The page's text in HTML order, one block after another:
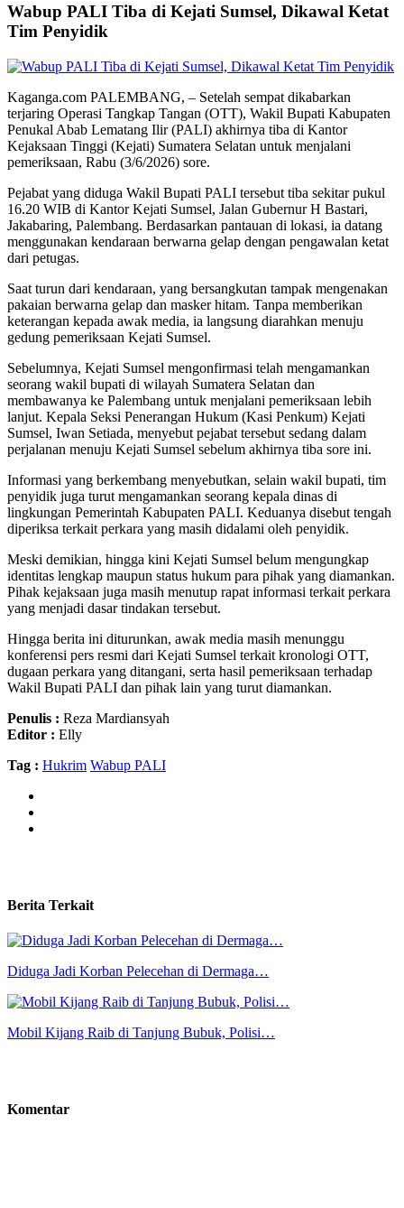
Wabup PALI Tiba di Kejati Sumsel, Dikawal Ketat
Tim Penyidik
Kaganga.com PALEMBANG, – Setelah sempat dikabarkan
terjaring Operasi Tangkap Tangan (OTT), Wakil Bupati Kabupaten
Penukal Abab Lematang Ilir (PALI) akhirnya tiba di Kantor
Kejaksaan Tinggi (Kejati) Sumatera Selatan untuk menjalani
pemeriksaan, Rabu (3/6/2026) sore.
Pejabat yang diduga Wakil Bupati PALI tersebut tiba sekitar pukul
16.20 WIB di Kantor Kejati Sumsel, Jalan Gubernur H Bastari,
Jakabaring, Palembang. Berdasarkan pantauan di lokasi, ia datang
menggunakan kendaraan berwarna gelap dengan pengawalan ketat
dari petugas.
Saat turun dari kendaraan, yang bersangkutan tampak mengenakan
pakaian berwarna gelap dan masker hitam. Tanpa memberikan
keterangan kepada awak media, ia langsung diarahkan menuju
gedung pemeriksaan Kejati Sumsel.
Sebelumnya, Kejati Sumsel mengonfirmasi telah mengamankan
seorang wakil bupati di wilayah Sumatera Selatan dan
membawanya ke Palembang untuk menjalani pemeriksaan lebih
lanjut. Kepala Seksi Penerangan Hukum (Kasi Penkum) Kejati
Sumsel, Iwan Setiada, menyebut pejabat tersebut sedang dalam
perjalanan menuju Kejati Sumsel sebelum akhirnya tiba sore ini.
Informasi yang berkembang menyebutkan, selain wakil bupati, tim
penyidik juga turut mengamankan seorang kepala dinas di
lingkungan Pemerintah Kabupaten PALI. Keduanya disebut tengah
diperiksa terkait perkara yang masih didalami oleh penyidik.
Meski demikian, hingga kini Kejati Sumsel belum mengungkap
identitas lengkap maupun status hukum para pihak yang diamankan.
Pihak kejaksaan juga masih menutup rapat informasi terkait perkara
yang menjadi dasar tindakan tersebut.
Hingga berita ini diturunkan, awak media masih menunggu
konferensi pers resmi dari Kejati Sumsel terkait kronologi OTT,
dugaan perkara yang ditangani, serta hasil pemeriksaan terhadap
Wakil Bupati PALI dan pihak lain yang turut diamankan.
Penulis : Reza Mardiansyah
Editor : Elly
Tag : Hukrim Wabup PALI
Berita Terkait
Diduga Jadi Korban Pelecehan di Dermaga…
Mobil Kijang Raib di Tanjung Bubuk, Polisi…
Komentar